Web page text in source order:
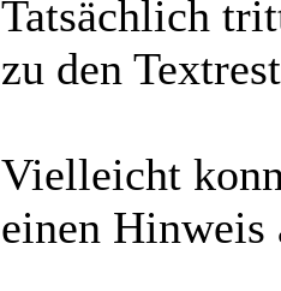
Tatsächlich
zu den
Vielleicht
einen Hinweis